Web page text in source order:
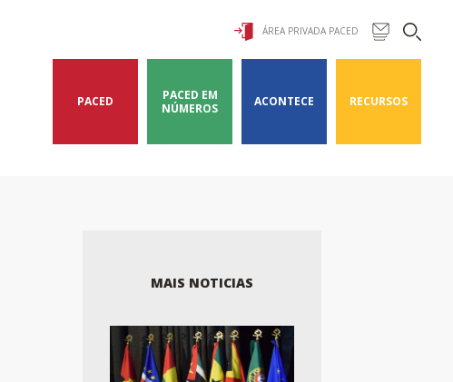
ÁREA PRIVADA PACED
PACED
PACED EM
NÚMEROS
ACONTECE RECURSOS
MAIS NOTICIAS